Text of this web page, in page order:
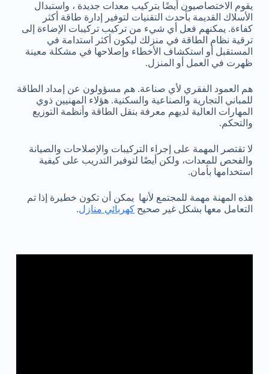
يقوم الاختصاصيون أيضًا بتركيب معدات جديدة ، واستبدال
الأسلاك القديمة بأحدث التقنيات لتوفير إدارة طاقة أكثر
كفاءة. يمكنهم فعل أي شيء من تركيب تركيبات الإضاءة إلى
ترقية نظام الطاقة في منزلك ليكون أكثر استدامة في
المستقبل أو استكشاف الأخطاء وإصلاحها في مشكلة معينة
ظهرت في العمل أو المنزل.
هم العمود الفقري لأي صناعة. هم مسؤولون عن إمداد الطاقة
للمباني التجارية والصناعية والسكنية. هؤلاء المهنيين ذوي
المهارات العالية لديهم معرفة بنقل الطاقة وأنظمة التوزيع
والتحكم.
لا تقتصر المهمة على إجراء التركيبات والإصلاحات والصيانة
والفحص للمعدات، ولكن أيضًا لتوفير التدريب على كيفية
استخدامها بأمان.
هذه المهنة مهمة للمجتمع لأنها يمكن أن تكون خطيرة إذا تم
التعامل معها بشكل غير صحيح كهربائي منازل.